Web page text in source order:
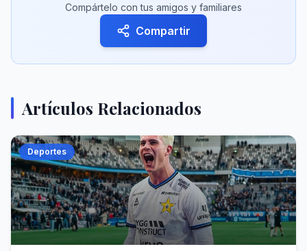
Compártelo con tus amigos y familiares
Compartir
Artículos Relacionados
Deportes